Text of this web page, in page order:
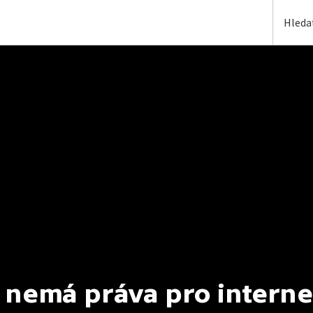
nemá práva pro